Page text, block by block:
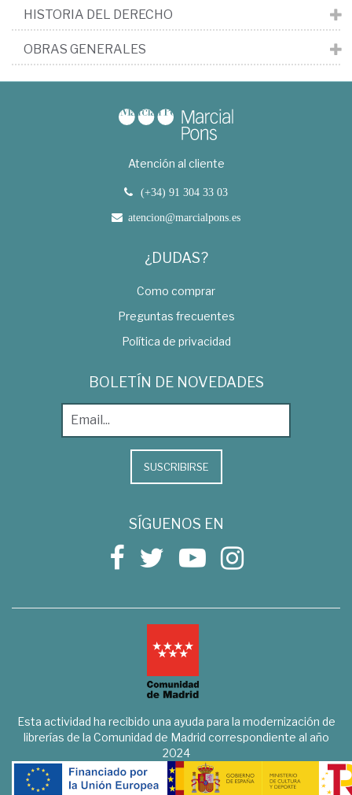
HISTORIA DEL DERECHO
OBRAS GENERALES
Atención al cliente
(+34) 91 304 33 03
atencion@marcialpons.es
¿DUDAS?
Como comprar
Preguntas frecuentes
Política de privacidad
BOLETÍN DE NOVEDADES
SUSCRIBIRSE
SÍGUENOS EN
Esta actividad ha recibido una ayuda para la modernización de
librerías de la Comunidad de Madrid correspondiente al año
2024